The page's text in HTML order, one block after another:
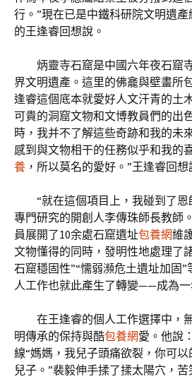
行。”現在已是中鐵科研院文明遺產
的王逢睿回想說。
炳靈寺石窟是中國六年夜石窟
界文明遺產。這里的佛龕與壁畫所
逢睿這個底本就愛好人文汗青的土
可貴的洞窟文物和文博教員們的出
時，我并不了解這些奇跡和我的未
感到與文物相干的任務似乎和我的
養 ，所以莫名的愛好。”王逢睿回想
“就在這個項目上，我碰到了
專門研究的開創人李傳珠師長教師
員展開了10余處石窟遺址包養網維
文物懂得的同時，發明性地處理了
石窟穩固性”“懦弱瀕危土遺址加固
人工作也就此產生了轉變——成為一
在王逢睿的個人工作選擇中，
明傳承的保持與酷包養網愛。他說
線“媽媽，我兒子頭痛欲裂，你可
兒子。”裴毅伸手揉了揉太陽穴，